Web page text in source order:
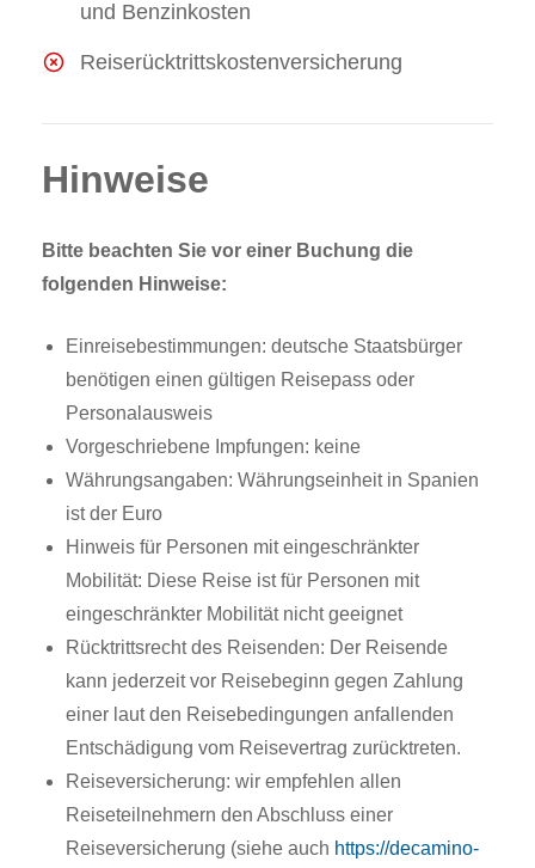
und Benzinkosten
Reiserücktrittskostenversicherung
Hinweise
Bitte beachten Sie vor einer Buchung die
folgenden Hinweise:
Einreisebestimmungen: deutsche Staatsbürger
benötigen einen gültigen Reisepass oder
Personalausweis
Vorgeschriebene Impfungen: keine
Währungsangaben: Währungseinheit in Spanien
ist der Euro
Hinweis für Personen mit eingeschränkter
Mobilität: Diese Reise ist für Personen mit
eingeschränkter Mobilität nicht geeignet
Rücktrittsrecht des Reisenden: Der Reisende
kann jederzeit vor Reisebeginn gegen Zahlung
einer laut den Reisebedingungen anfallenden
Entschädigung vom Reisevertrag zurücktreten.
Reiseversicherung: wir empfehlen allen
Reiseteilnehmern den Abschluss einer
Reiseversicherung (siehe auch https://decamino-